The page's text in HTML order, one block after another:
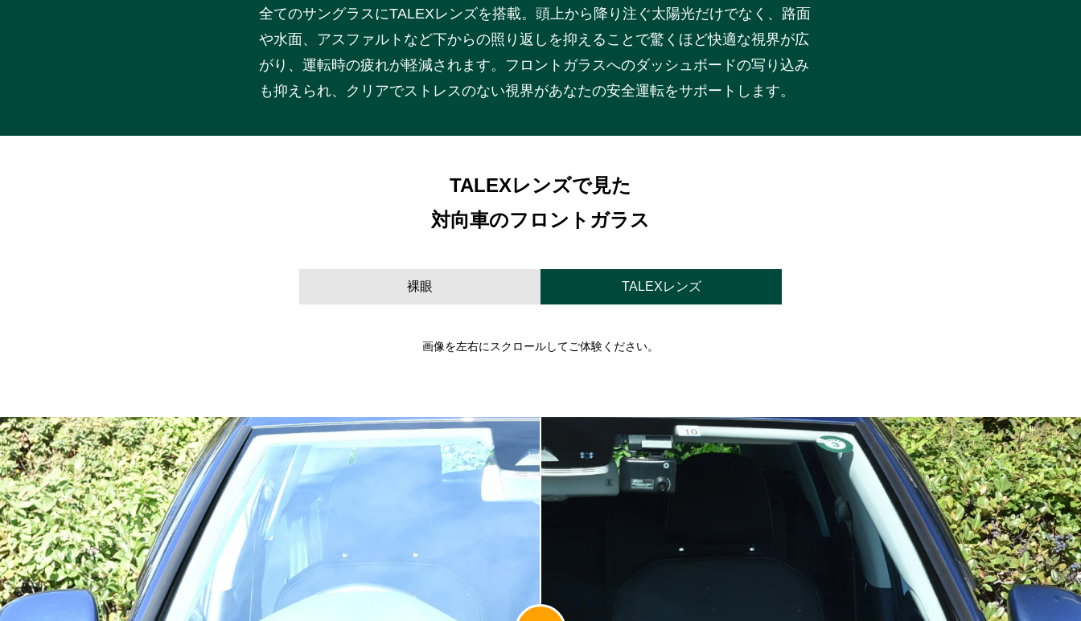
全てのサングラスにTALEXレンズを搭載。頭上から降り注ぐ太陽光だけでなく、路面
や水面、アスファルトなど下からの照り返しを抑えることで驚くほど快適な視界が広
がり、運転時の疲れが軽減されます。フロントガラスへのダッシュボードの写り込み
も抑えられ、クリアでストレスのない視界があなたの安全運転をサポートします。
TALEXレンズで見た
対向車のフロントガラス
裸眼 TALEXレンズ
画像を左右にスクロールしてご体験ください。